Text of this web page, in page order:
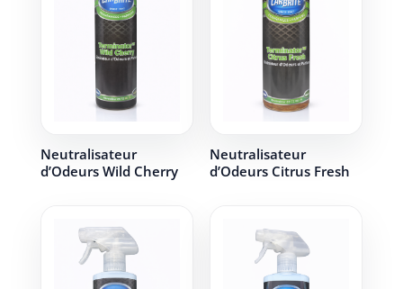
Neutralisateur
d’Odeurs Wild Cherry
Neutralisateur
d’Odeurs Citrus Fresh